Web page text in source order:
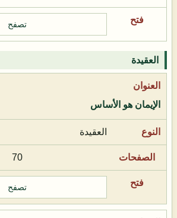
تصفح
العقيدة
الإيمان هو الأساس
العقيدة
70
تصفح